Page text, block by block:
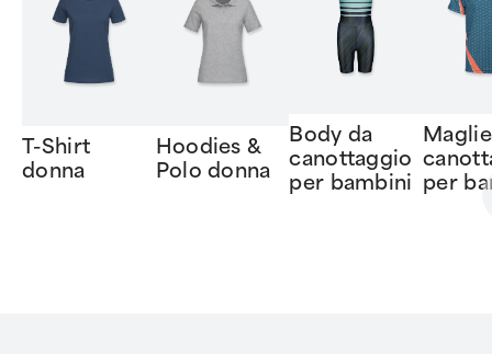
T-Shirt
donna
Hoodies &
Polo donna
Body da
canottaggio
per bambini per